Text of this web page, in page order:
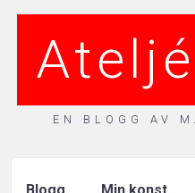
EN BLOGG AV